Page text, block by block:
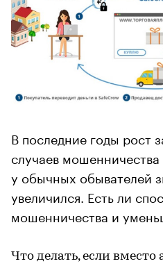
В последние годы рост
случаев
у обычных обывателей
увеличился. Есть ли
мошенничества и
Что делать, если